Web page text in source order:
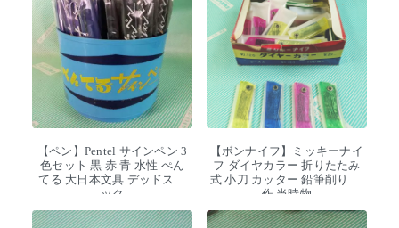
【ペン】Pentel サインペン 3
色セット 黒 赤 青 水性 ぺん
てる 大日本文具 デッドスト
ック
【ボンナイフ】ミッキーナイ
フ ダイヤカラー 折りたたみ
式 小刀 カッター 鉛筆削り 工
作 当時物